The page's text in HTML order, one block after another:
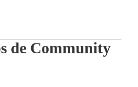
de Community